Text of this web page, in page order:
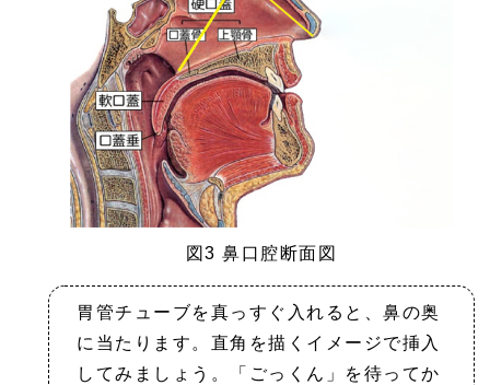
図3 鼻口腔断面図
胃管チューブを真っすぐ入れると、鼻の奥
に当たります。直角を描くイメージで挿入
してみましょう。「ごっくん」を待ってか